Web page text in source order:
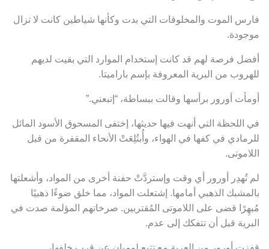
فارس الموت والمخلوقات التي بدت وكأنها شياطين كانت لا تزال
موجودة.
أفضل فرصة لهم قد كانت إستخدام الموارد التي بقيت لديهم
للهروب من البرية المعروفة بإسم باراميتا.
أومأت أورور برأسها وقالت ببساطة، “إتبعني.”
في اللحظة التي أنهت فيها حديثها، إختفى المسحوق الأسود المائل
للرمادي في كفها في الهواء، وأُبتُلِعَتْ الأنحاء المقفرة من قبل
اللاموتى.
لم تُهدِر أورور أي وقت وإستردَّتْ حفنة أخرى من المواد، وأشعلتها
بالمشبك الذهبي أمامها. إشتعلت المواد، مما خلق ضوءًا ذهبيًا
مُبهِرًا قضى على اللاموتى المُقتربين. صرخاتهم المؤلمة صدت في
البرية قبل أن تتفكك إلى عدم.
قفزت أورور من العربة مع تتبع لوميان عن قرب خلفها،